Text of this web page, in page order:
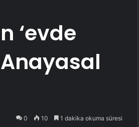
‘evde
0 10 1 dakika okuma süresi